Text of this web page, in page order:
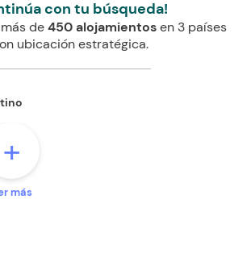
con tu búsqueda!
de450 alojamientosen 3 países
ubicación estratégica.
+
más